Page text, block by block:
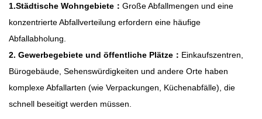
1.Städtische Wohngebiete ： Große Abfallmengen und eine
konzentrierte Abfallverteilung erfordern eine häufige
Abfallabholung.
2. Gewerbegebiete und öffentliche Plätze ： Einkaufszentren,
Bürogebäude, Sehenswürdigkeiten und andere Orte haben
komplexe Abfallarten (wie Verpackungen, Küchenabfälle), die
schnell beseitigt werden müssen.